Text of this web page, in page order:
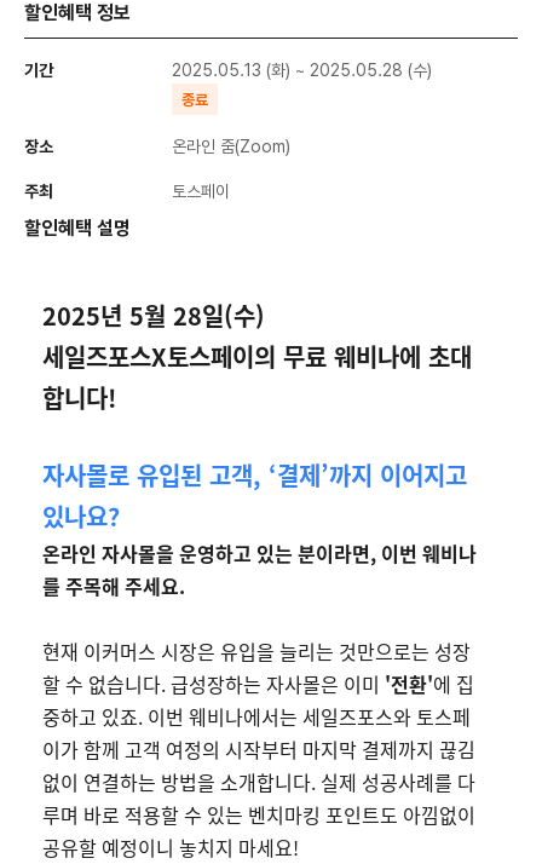
할인혜택 정보
기간 2025.05.13 (화) ~ 2025.05.28 (수)
종료
장소 온라인 줌(Zoom)
주최 토스페이
할인혜택 설명
2025년 5월 28일(수)
세일즈포스X토스페이의 무료 웨비나에 초대
합니다!
자사몰로 유입된 고객, ‘결제’까지 이어지고
있나요?
온라인 자사몰을 운영하고 있는 분이라면, 이번 웨비나
를 주목해 주세요.
현재 이커머스 시장은 유입을 늘리는 것만으로는 성장
할 수 없습니다. 급성장하는 자사몰은 이미 '전환'에 집
중하고 있죠. 이번 웨비나에서는 세일즈포스와 토스페
이가 함께 고객 여정의 시작부터 마지막 결제까지 끊김
없이 연결하는 방법을 소개합니다. 실제 성공사례를 다
루며 바로 적용할 수 있는 벤치마킹 포인트도 아낌없이
공유할 예정이니 놓치지 마세요!